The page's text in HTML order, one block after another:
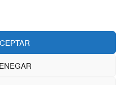
coste adicional para ti, y
yo mismo uso y